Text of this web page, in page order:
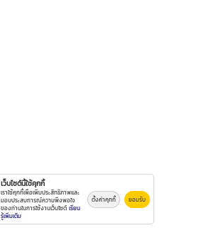
เว็บไซต์นี้ใช้คุกกี้
เราใช้คุกกี้เพื่อเพิ่มประสิทธิภาพและ
มอบประสบการณ์ความพึงพอใจ
ของท่านในการใช้งานเว็บไซต์ เรียน
รู้เพิ่มเติม
ตั้งค่าคุกกี้ ยอมรับ